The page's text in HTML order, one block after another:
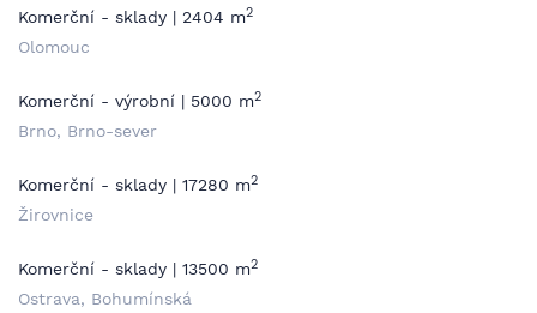
Komerční - sklady | 2404 m2
Olomouc
Komerční - výrobní | 5000 m2
Brno, Brno-sever
Komerční - sklady | 17280 m2
Žirovnice
Komerční - sklady | 13500 m2
Ostrava, Bohumínská